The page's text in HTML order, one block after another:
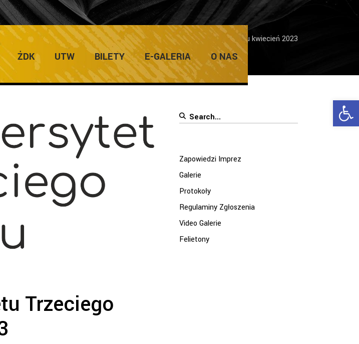
ŻDK UTW BILETY E-GALERIA O NAS
Uniwersytet Trzeciego Wieku/Program Uniwersytetu Trzeciego Wieku kwiecień 2023
Trzeciego
Search
Zapowiedzi Imprez
Galerie
Protokoły
Regulaminy Zgłoszenia
Video Galerie
Felietony